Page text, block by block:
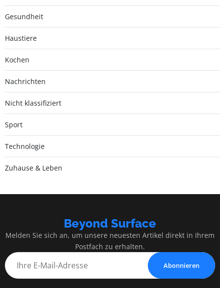
Gesundheit
Haustiere
Kochen
Nachrichten
Nicht klassifiziert
Sport
Technologie
Zuhause & Leben
Beyond Surface
Melden Sie sich an, um unsere neuesten Artikel direkt in Ihrem
Postfach zu erhalten.
Abonnieren